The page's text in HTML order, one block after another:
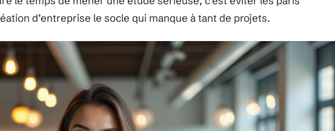
d’entreprise le socle qui manque à tant de projets.